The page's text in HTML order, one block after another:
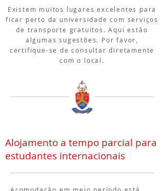
Existem muitos lugares excelentes para
ficar perto da universidade com serviços
de transporte gratuitos. Aqui estão
algumas sugestões. Por favor,
certifique-se de consultar diretamente
com o local.
Alojamento a tempo parcial para
estudantes internacionais